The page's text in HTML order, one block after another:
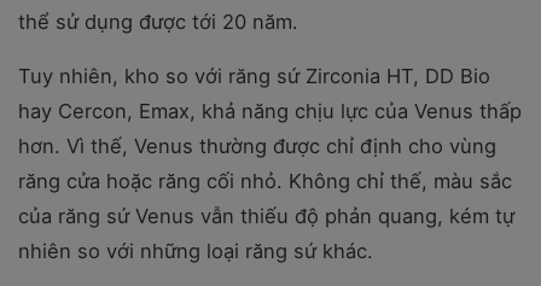
thể sử dụng được tới 20 năm.
Tuy nhiên, kho so với răng sứ Zirconia HT, DD Bio
hay Cercon, Emax, khả năng chịu lực của Venus thấp
hơn. Vì thế, Venus thường được chỉ định cho vùng
răng cửa hoặc răng cối nhỏ. Không chỉ thế, màu sắc
của răng sứ Venus vẫn thiếu độ phản quang, kém tự
nhiên so với những loại răng sứ khác.